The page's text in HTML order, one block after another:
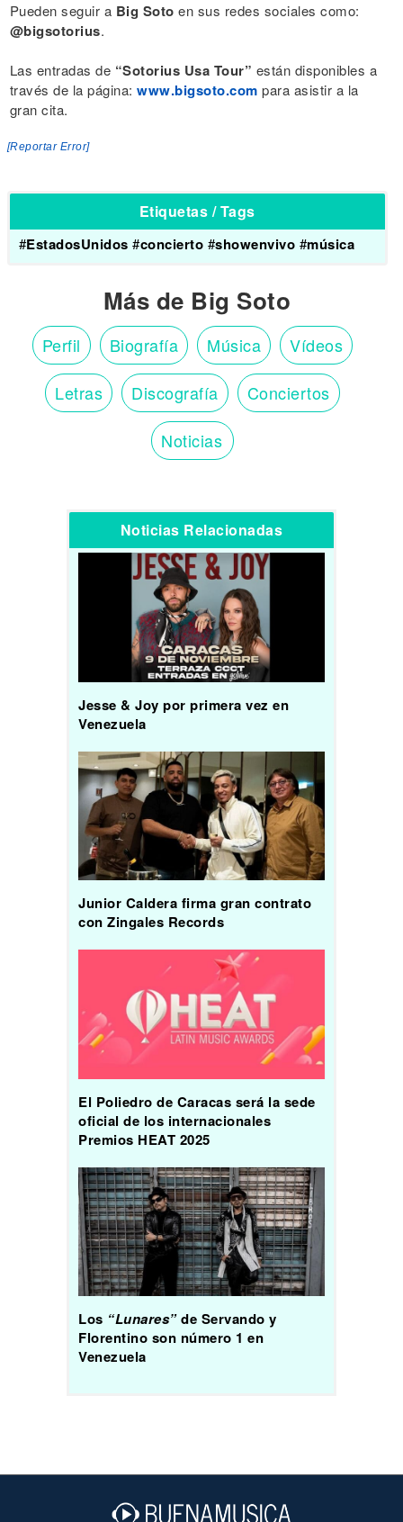
Pueden seguir a Big Soto en sus redes sociales como:
@bigsotorius.
Las entradas de “Sotorius Usa Tour” están disponibles a
través de la página: www.bigsoto.com para asistir a la
gran cita.
[Reportar Error]
Etiquetas / Tags
#EstadosUnidos #concierto #showenvivo #música
Más de Big Soto
Perfil Biografía Música Vídeos
Letras Discografía Conciertos
Noticias
Noticias Relacionadas
Jesse & Joy por primera vez en
Venezuela
Junior Caldera firma gran contrato
con Zingales Records
El Poliedro de Caracas será la sede
oficial de los internacionales
Premios HEAT 2025
Los “Lunares”de Servando y
Florentino son número 1 en
Venezuela